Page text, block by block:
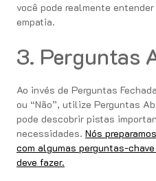
você pode realmente
empatia.
3. Perguntas
Ao invés de Perguntas
ou “Não”, utilize Perguntas
pode descobrir pistas
necessidades. Nós
com algumas perguntas-
deve fazer.